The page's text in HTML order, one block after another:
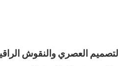
العصري والنقوش